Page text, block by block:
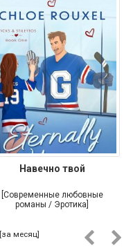
Навечно твой
[Современные любовные
романы / Эротика]
[за месяц]